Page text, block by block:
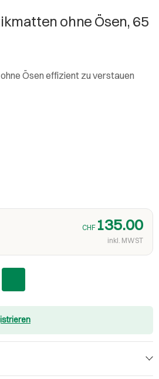
ohne Ösen, 65
Ösen effizient zu verstauen
CHF 135.00
inkl. MWST